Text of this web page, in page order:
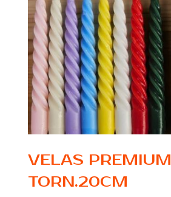
VELAS PREMIUM
TORN.20CM